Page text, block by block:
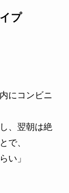
プ
にコンビニ
、翌朝は絶
で、
い」